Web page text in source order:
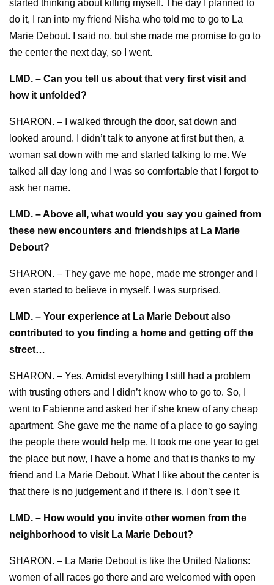
started thinking about killing myself. The day I planned to
do it, I ran into my friend Nisha who told me to go to La
Marie Debout. I said no, but she made me promise to go to
the center the next day, so I went.
LMD. – Can you tell us about that very first visit and
how it unfolded?
SHARON. – I walked through the door, sat down and
looked around. I didn’t talk to anyone at first but then, a
woman sat down with me and started talking to me. We
talked all day long and I was so comfortable that I forgot to
ask her name.
LMD. – Above all, what would you say you gained from
these new encounters and friendships at La Marie
Debout?
SHARON. – They gave me hope, made me stronger and I
even started to believe in myself. I was surprised.
LMD. – Your experience at La Marie Debout also
contributed to you finding a home and getting off the
street…
SHARON. – Yes. Amidst everything I still had a problem
with trusting others and I didn’t know who to go to. So, I
went to Fabienne and asked her if she knew of any cheap
apartment. She gave me the name of a place to go saying
the people there would help me. It took me one year to get
the place but now, I have a home and that is thanks to my
friend and La Marie Debout. What I like about the center is
that there is no judgement and if there is, I don’t see it.
LMD. – How would you invite other women from the
neighborhood to visit La Marie Debout?
SHARON. – La Marie Debout is like the United Nations:
women of all races go there and are welcomed with open